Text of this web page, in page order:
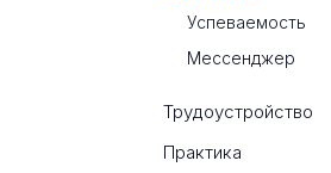
Успеваемость
Мессенджер
Трудоустройство
Практика